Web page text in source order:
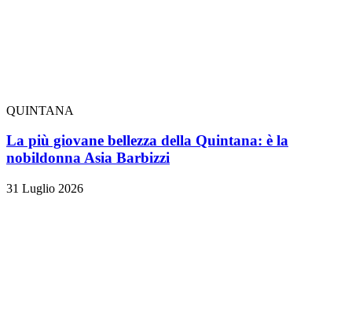
QUINTANA
La più giovane bellezza della Quintana: è la
nobildonna Asia Barbizzi
31 Luglio 2026